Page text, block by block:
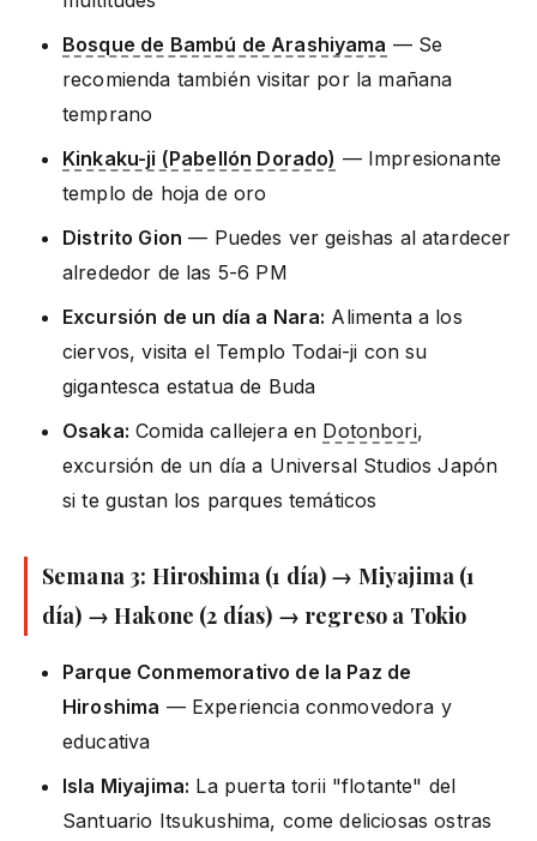
Bosque de Bambú de Arashiyama — Se
recomienda también visitar por la mañana
temprano
Kinkaku-ji (Pabellón Dorado) — Impresionante
templo de hoja de oro
Distrito Gion — Puedes ver geishas al atardecer
alrededor de las 5-6 PM
Excursión de un día a Nara: Alimenta a los
ciervos, visita el Templo Todai-ji con su
gigantesca estatua de Buda
Osaka: Comida callejera en Dotonbori,
excursión de un día a Universal Studios Japón
si te gustan los parques temáticos
Semana 3: Hiroshima (1 día) → Miyajima (1
día) → Hakone (2 días) → regreso a Tokio
Parque Conmemorativo de la Paz de
Hiroshima — Experiencia conmovedora y
educativa
Isla Miyajima: La puerta torii "flotante" del
Santuario Itsukushima, come deliciosas ostras